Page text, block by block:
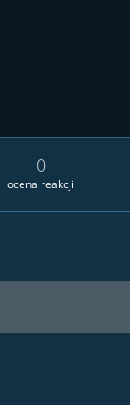
ocena reakcji
0